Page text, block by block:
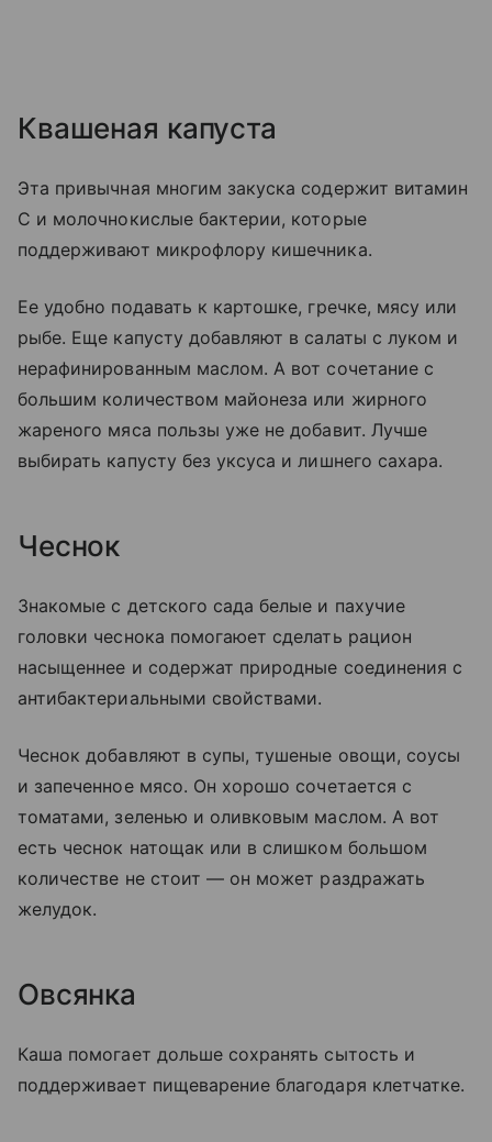
Квашеная капуста
Эта привычная многим закуска содержит витамин
C и молочнокислые бактерии, которые
поддерживают микрофлору кишечника.
Ее удобно подавать к картошке, гречке, мясу или
рыбе. Еще капусту добавляют в салаты с луком и
нерафинированным маслом. А вот сочетание с
большим количеством майонеза или жирного
жареного мяса пользы уже не добавит. Лучше
выбирать капусту без уксуса и лишнего сахара.
Чеснок
Знакомые с детского сада белые и пахучие
головки чеснока помогаюет сделать рацион
насыщеннее и содержат природные соединения с
антибактериальными свойствами.
Чеснок добавляют в супы, тушеные овощи, соусы
и запеченное мясо. Он хорошо сочетается с
томатами, зеленью и оливковым маслом. А вот
есть чеснок натощак или в слишком большом
количестве не стоит — он может раздражать
желудок.
Овсянка
Каша помогает дольше сохранять сытость и
поддерживает пищеварение благодаря клетчатке.